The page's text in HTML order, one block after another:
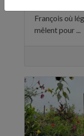
François où
mêlent pour ...